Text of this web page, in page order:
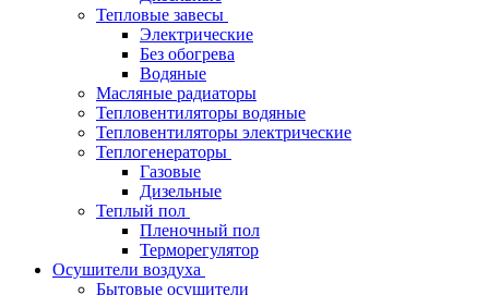
Тепловые завесы
Электрические
Без обогрева
Водяные
Масляные радиаторы
Тепловентиляторы водяные
Тепловентиляторы электрические
Теплогенераторы
Газовые
Дизельные
Теплый пол
Пленочный пол
Терморегулятор
Осушители воздуха
Бытовые осушители